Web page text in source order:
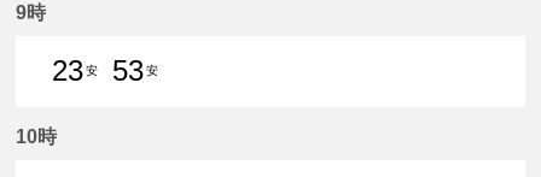
9時
23安
53安
10時